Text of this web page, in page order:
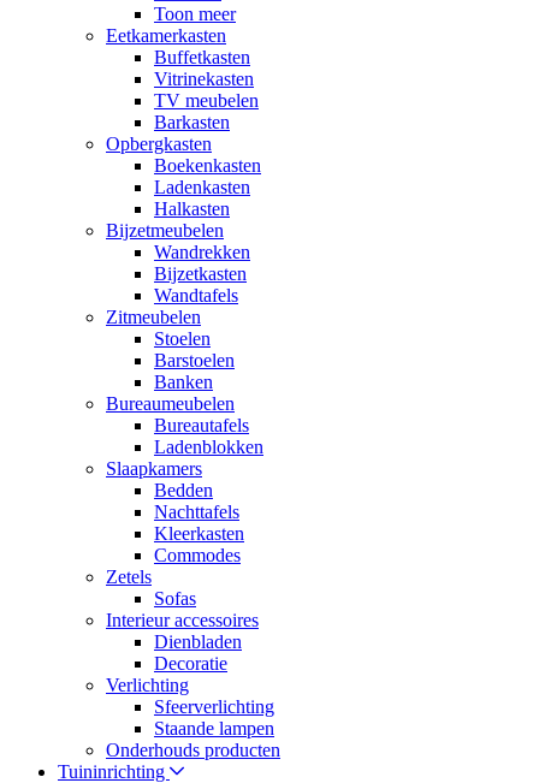
Toon meer
Eetkamerkasten
Buffetkasten
Vitrinekasten
TV meubelen
Barkasten
Opbergkasten
Boekenkasten
Ladenkasten
Halkasten
Bijzetmeubelen
Wandrekken
Bijzetkasten
Wandtafels
Zitmeubelen
Stoelen
Barstoelen
Banken
Bureaumeubelen
Bureautafels
Ladenblokken
Slaapkamers
Bedden
Nachttafels
Kleerkasten
Commodes
Zetels
Sofas
Interieur accessoires
Dienbladen
Decoratie
Verlichting
Sfeerverlichting
Staande lampen
Onderhouds producten
Tuininrichting